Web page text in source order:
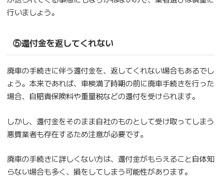
行いましょう。
⑤還付金を返してくれない
廃車の手続きに伴う還付金を、返してくれない場合もあるでし
ょう。本来であれば、車検満了時期の前に廃車手続きを行った
場合、自賠責保険料や重量税などの還付を受けられます。
しかし、還付金をそのまま自社のものとして受け取ってしまう
悪質業者も存在するため注意が必要です。
廃車の手続きに詳しくない方は、還付金がもらえること自体知
らない場合も多く、損をしてしまう可能性があります。